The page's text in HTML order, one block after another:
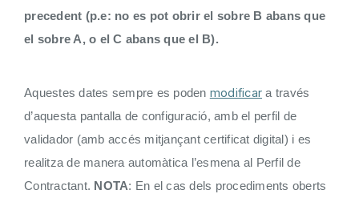
precedent (p.e: no es pot obrir el sobre B abans que
el sobre A, o el C abans que el B).
Aquestes dates sempre es poden modificar a través
d’aquesta pantalla de configuració, amb el perfil de
validador (amb accés mitjançant certificat digital) i es
realitza de manera automàtica l’esmena al Perfil de
Contractant. NOTA: En el cas dels procediments oberts